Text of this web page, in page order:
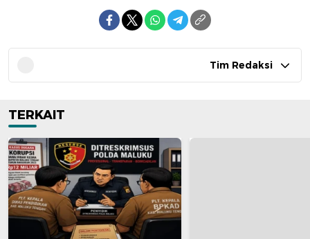
Tim Redaksi
TERKAIT